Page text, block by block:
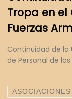
Tropa en el
Fuerzas
Continuidad de la
de Personal de